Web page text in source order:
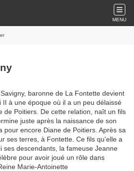
MENU
baronne de La Fontette devient
à une époque où il a un peu délaissé
de Poitiers. De cette relation, naît un fils
juste après la naissance de son
pour encore Diane de Poitiers. Après sa
ses terres, à Fontette. Ce fils qu'elle a
ses descendants, la fameuse Jeanne
pour avoir joué un rôle dans
Marie-Antoinette